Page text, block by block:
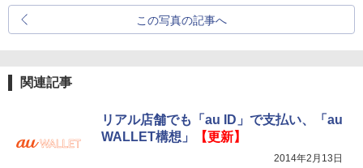
この写真の記事へ
関連記事
リアル店舗でも「au ID」で支払い、「au
WALLET構想」
【更新】
2014年2月13日